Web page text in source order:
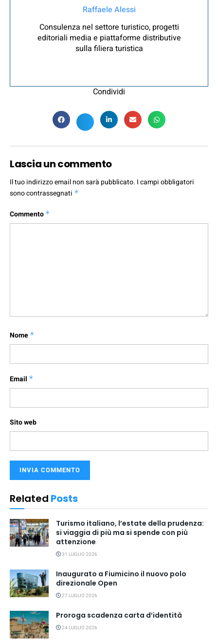
Raffaele Alessi
Consulenza nel settore turistico, progetti
editoriali media e piattaforme distributive
sulla filiera turistica
Condividi
Lascia un commento
Il tuo indirizzo email non sarà pubblicato. I campi obbligatori
sono contrassegnati *
Commento *
Nome *
Email *
Sito web
Related Posts
Turismo italiano, l’estate della prudenza:
si viaggia di più ma si spende con più
attenzione
31 LUGLIO 2026
Inaugurato a Fiumicino il nuovo polo
direzionale Open
27 LUGLIO 2026
Proroga scadenza carta d’identità
24 LUGLIO 2026